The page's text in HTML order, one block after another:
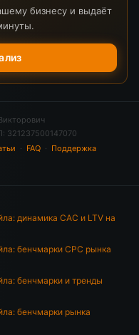
бизнесу и выдаёт
321237500147070
· FAQ· Поддержка
динамика CAC и LTV на
бенчмарки CPC рынка
бенчмарки и тренды
бенчмарки рынка